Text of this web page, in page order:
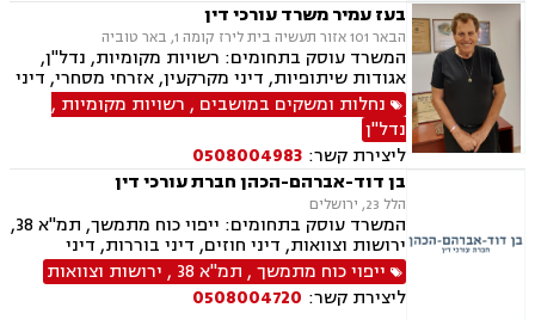
בעז עמיר משרד עורכי דין
הבאר 101 אזור תעשיה בית לירז קומה 1, באר טוביה
המשרד עוסק בתחומים: רשויות מקומיות, נדל"ן,
אגודות שיתופיות, דיני מקרקעין, אזרחי מסחרי, דיני
בוררות, עובדים זרים, דיני תאגידים, גישור
ובוררויות, מיסוי נדל"ן, תמ"א 38, תכנון ובניה, נחלות
ומשקים במושבים, הפקעת קרקעות, מושבים
וקיבוצים , עסקאות מכר דירה, דיור מוגן, רשות
מקרקעי ישראל, צווי הריסה, ירושות וצוואות, הסכמי
ממון
נחלות ומשקים במושבים , רשויות מקומיות ,
נדל"ן
ליצירת קשר: 0508004983
בן דוד-אברהם-הכהן חברת עורכי דין
הלל 23, ירושלים
המשרד עוסק בתחומים: ייפוי כוח מתמשך, תמ"א 38,
ירושות וצוואות, דיני חוזים, דיני בוררות, דיני
מקרקעין, עסקאות מכר דירה, אפוטרופסות, לשון
הרע, דיני עמותות, דיני מכרזים והתקשרויות, דיני
בחירות , זכויות אדם, ביקורת , חוקתי ומנהלי
ייפוי כוח מתמשך, תמ"א 38 , ירושות וצוואות
ליצירת קשר: 0508004720